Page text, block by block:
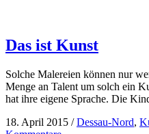
Das ist Kunst
Solche Malereien können nur
Menge an Talent um solch ein
hat ihre eigene Sprache. Die
18. April 2015 /Dessau-Nord,